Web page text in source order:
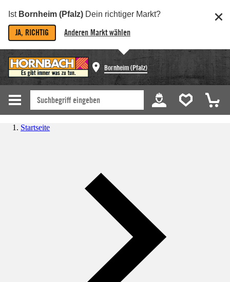
Ist Bornheim (Pfalz) Dein richtiger Markt?
JA, RICHTIG Anderen Markt wählen
Bornheim (Pfalz)
Startseite